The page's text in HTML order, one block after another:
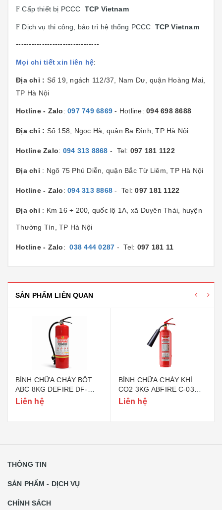
F Cấp thiết bị PCCC TCP Vietnam
F Dịch vụ thi công, bảo trì hệ thống PCCC TCP Vietnam
--------------------------------
Mọi chi tiết xin liên hệ:
Địa chỉ : Số 19, ngách 112/37, Nam Dư, quận Hoàng Mai,
TP Hà Nội
Hotline - Zalo: 097 749 6869 - Hotline: 094 698 8688
Địa chỉ : Số 158, Ngọc Hà, quận Ba Đình, TP Hà Nội
Hotline Zalo: 094 313 8868 - Tel: 097 181 1122
Địa chỉ : Ngõ 75 Phú Diễn, quận Bắc Từ Liêm, TP Hà Nội
Hotline - Zalo: 094 313 8868 - Tel:097 181 1122
Địa chỉ : Km 16 + 200, quốc lộ 1A, xã Duyên Thái, huyện
Thường Tín, TP Hà Nội
Hotline - Zalo:038 444 0287 - Tel: 097 181 11
SẢN PHẨM LIÊN QUAN
BÌNH CHỮA CHÁY BỘT
ABC 8KG DEFIRE DF-
ABC8 (BỘ CÔNG AN)
Liên hệ
BÌNH CHỮA CHÁY KHÍ
CO2 3KG ABFIRE C-03
(TEM BỘ CÔNG AN)
Liên hệ
THÔNG TIN
SẢN PHẨM - DỊCH VỤ
CHÍNH SÁCH